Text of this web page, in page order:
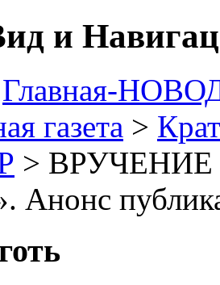
и
Главная-
газета >
>